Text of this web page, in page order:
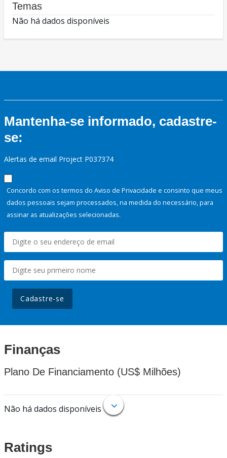
Temas
Não há dados disponíveis
Mantenha-se informado, cadastre-
se:
Alertas de email Project P037374
Concordo com os termos do Aviso de Privacidade e consinto que meus
dados pessoais sejam processados, na medida do necessário, para
assinar as atualizações selecionadas.
Cadastre-se
Finanças
Plano De Financiamento (US$ Milhões)
Não há dados disponíveis
Ratings